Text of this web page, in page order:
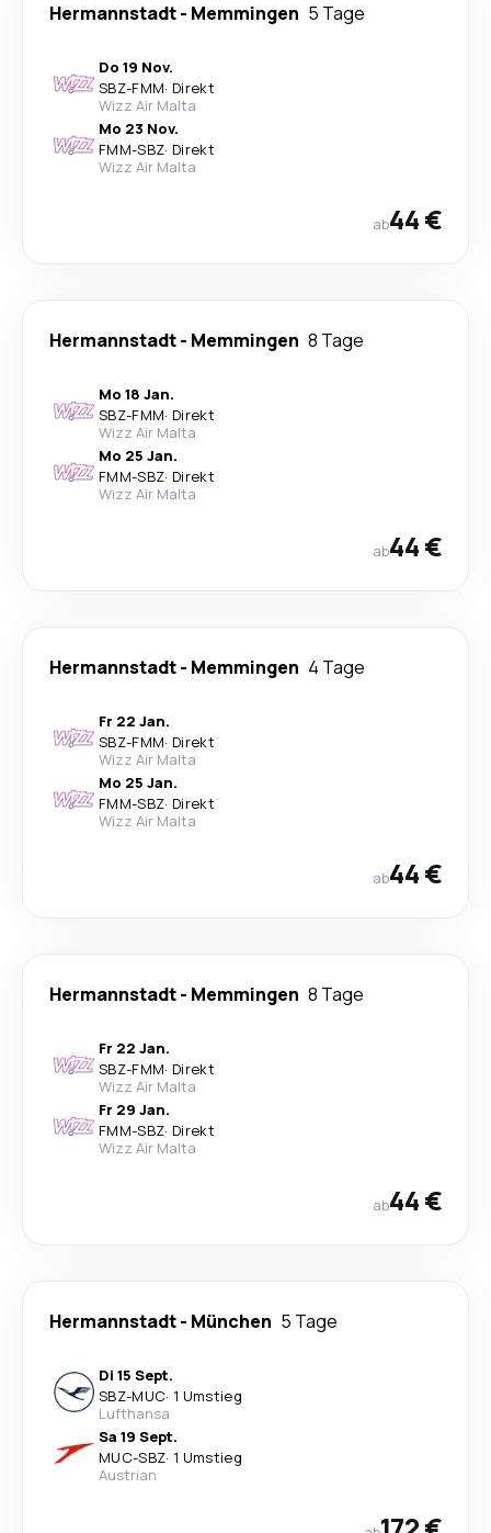
Hermannstadt- Memmingen 5 Tage
Do 19 Nov.
SBZ-FMM· Direkt
Wizz Air Malta
Mo 23 Nov.
FMM-SBZ· Direkt
Wizz Air Malta
ab44 €
Hermannstadt- Memmingen 8 Tage
Mo 18 Jan.
SBZ-FMM· Direkt
Wizz Air Malta
Mo 25 Jan.
FMM-SBZ· Direkt
Wizz Air Malta
ab44 €
Hermannstadt- Memmingen 4 Tage
Fr 22 Jan.
SBZ-FMM· Direkt
Wizz Air Malta
Mo 25 Jan.
FMM-SBZ· Direkt
Wizz Air Malta
ab44 €
Hermannstadt- Memmingen 8 Tage
Fr 22 Jan.
SBZ-FMM· Direkt
Wizz Air Malta
Fr 29 Jan.
FMM-SBZ· Direkt
Wizz Air Malta
ab44 €
Hermannstadt- München 5 Tage
Di 15 Sept.
SBZ-MUC· 1 Umstieg
Lufthansa
Sa 19 Sept.
MUC-SBZ· 1 Umstieg
Austrian